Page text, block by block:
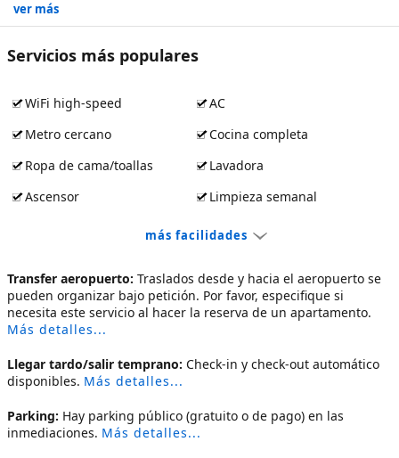
ver más
Servicios más populares
WiFi high-speed
AC
Metro cercano
Cocina completa
Ropa de cama/toallas
Lavadora
Ascensor
Limpieza semanal
más facilidades
Transfer aeropuerto: Traslados desde y hacia el aeropuerto se
pueden organizar bajo petición. Por favor, especifique si
necesita este servicio al hacer la reserva de un apartamento.
Más detalles...
Llegar tardo/salir temprano: Check-in y check-out automático
disponibles. Más detalles...
Parking: Hay parking público (gratuito o de pago) en las
inmediaciones. Más detalles...